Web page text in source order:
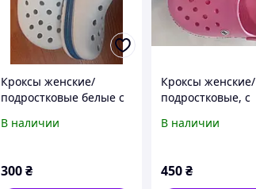
Кроксы женские/
подростковые белые с
размеры.
В наличии
300₴
Кроксы женские/
подростковые, с
Dago (Даго),36-41
В наличии
450 ₴